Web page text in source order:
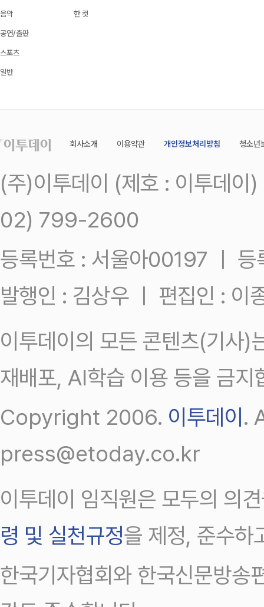
음악
공연/출판
스포츠
일반
한 컷
회사소개 이용약관 개인정보처리방침 청소년
(주)이투데이 (제호 : 이투데
02) 799-2600
등록번호 : 서울아00197 ㅣ
발행인 : 김상우 ㅣ 편집인 : 이
이투데이의 모든 콘텐츠(기사)
재배포, AI학습 이용 등을 금지
Copyright 2006. 이투데이 .
press@etoday.co.kr
이투데이 임직원은 모두의 의
령 및 실천규정을 제정, 준수하
한국기자협회와 한국신문방송